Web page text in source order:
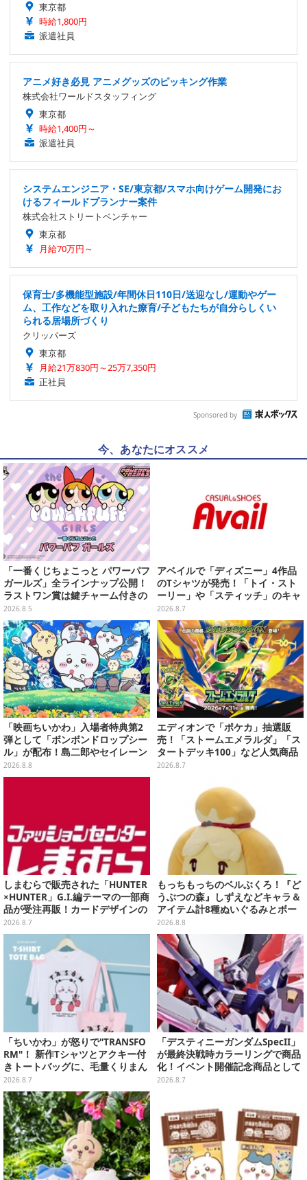
東京都
時給1,800円
派遣社員
アニメ好き必見 アニメグッズのピッキング作業
株式会社ワールドスタッフィング
東京都
時給1,400円～
派遣社員
システムエンジニア・SE/東京都/スマホ向けゲーム開発にお
けるフィールドプランナー案件
株式会社ストリートベンチャー
東京都
月給70万円～
保育士/多機能型施設/年間休日110日/送迎なし/運動やゲー
ム、工作などを取り入れた療育/子どもたちが自分らしくい
られる居場所づくり
クリッパーズ
東京都
月給21万830円～25万7,350円
正社員
Sponsored by
今、あなたにオススメ
「一番くじちょこっと パワーパフ
ガールズ」全ラインナップ公開！
ラストワン賞は鍵チャーム付きの
シール帳スペシャルセットを用意
2026.8.5
アベイルで「ディズニー」4作品
のTシャツが発売！「トイ・スト
ーリー」や「スティッチ」のキャ
ラを刺しゅうでデザイン
2026.8.7
「映画ちいかわ」入場者特典第2
弾として「ボンボンドロップシー
ル」が配布！島二郎やセイレーン
はもちろん、人魚のウロコまで…
2026.8.8
エディオンで「ポケカ」抽選販
売！「ストームエメラルダ」「ス
タートデッキ100」など人気商品
が対象
2026.8.7
しまむらで販売された「HUNTER
×HUNTER」G.I.編テーマの一部商
品が受注再販！カードデザインの
キーホルダーや、キルアたちのセ
リフ付ソックスなど
2026.8.7
もっちもっちのベルぶくろ！『ど
うぶつの森』しずえなどキャラ＆
アイテム計8種ぬいぐるみとボー
ルチェーン付きマスコットが発売
2026.8.8
「ちいかわ」が怒りで"TRANSFO
RM"！ 新作Tシャツとアクキー付
きトートバッグに、毛量くりまん
じゅうなど全6アイテムが仲間入
り
2026.8.7
「デスティニーガンダムSpecII」
が最終決戦時カラーリングで商品
化！イベント開催記念商品として
METAL ROBOT魂に新登場
2026.8.7